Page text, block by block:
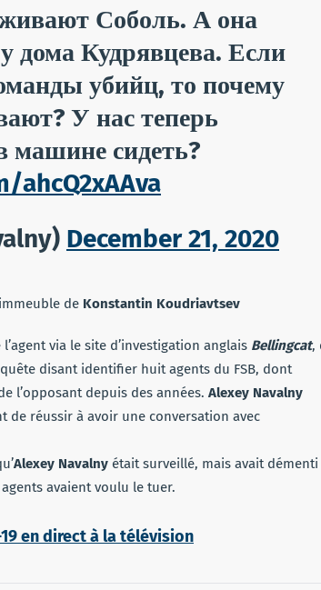
Соболь. А она
дома Кудрявцева. Если
убийц, то почему
У нас теперь
машине сидеть?
ahcQ2xAAva
December 21, 2020
de Konstantin Koudriavtsev
via le site d’investigation anglais Bellingcat,
disant identifier huit agents du FSB, dont
l’opposant depuis des années. Alexey Navalny
de réussir à avoir une conversation avec
Alexey Navalny était surveillé, mais avait démenti
avaient voulu le tuer.
en direct à la télévision